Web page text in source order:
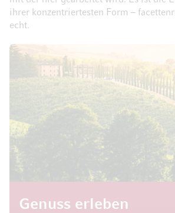
ihrer konzentriertesten Form –
echt.
Genuss erleben